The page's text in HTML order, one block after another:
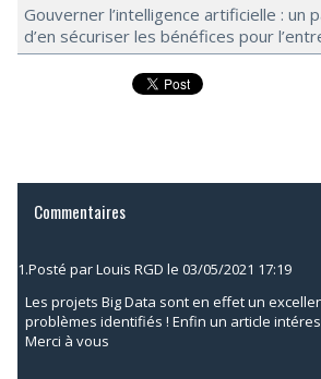
Gouverner l’intelligence artificielle : un
d’en sécuriser les bénéfices pour
Commentaires
1.Posté parLouis RGD le 03/05/2021 17:19
Les projets Big Data sont en effet un
problèmes identifiés ! Enfin un article
Merci à vous